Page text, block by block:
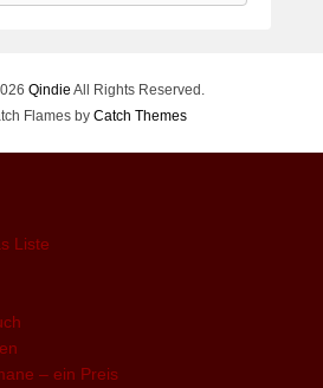
Qindie All Rights Reserved.
Flames by Catch Themes
Liste
– ein Preis